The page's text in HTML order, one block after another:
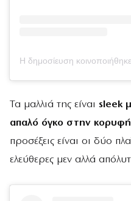
Η δημοσίευση κοινοποιήθηκε
Τα μαλλιά της είναι sleek
απαλό όγκο στην
προσέξεις είναι οι δύο
ελεύθερες μεν αλλά